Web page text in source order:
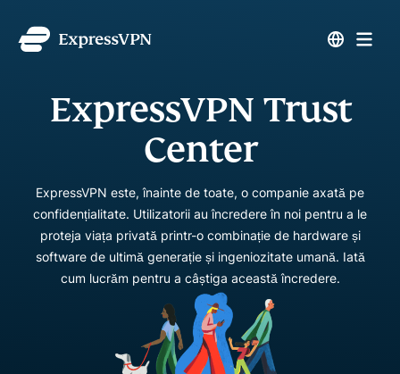
ExpressVPN Trust
Center
ExpressVPN este, înainte de toate, o companie axată pe
confidențialitate. Utilizatorii au încredere în noi pentru a le
proteja viața privată printr-o combinație de hardware și
software de ultimă generație și ingeniozitate umană. Iată
cum lucrăm pentru a câștiga această încredere.